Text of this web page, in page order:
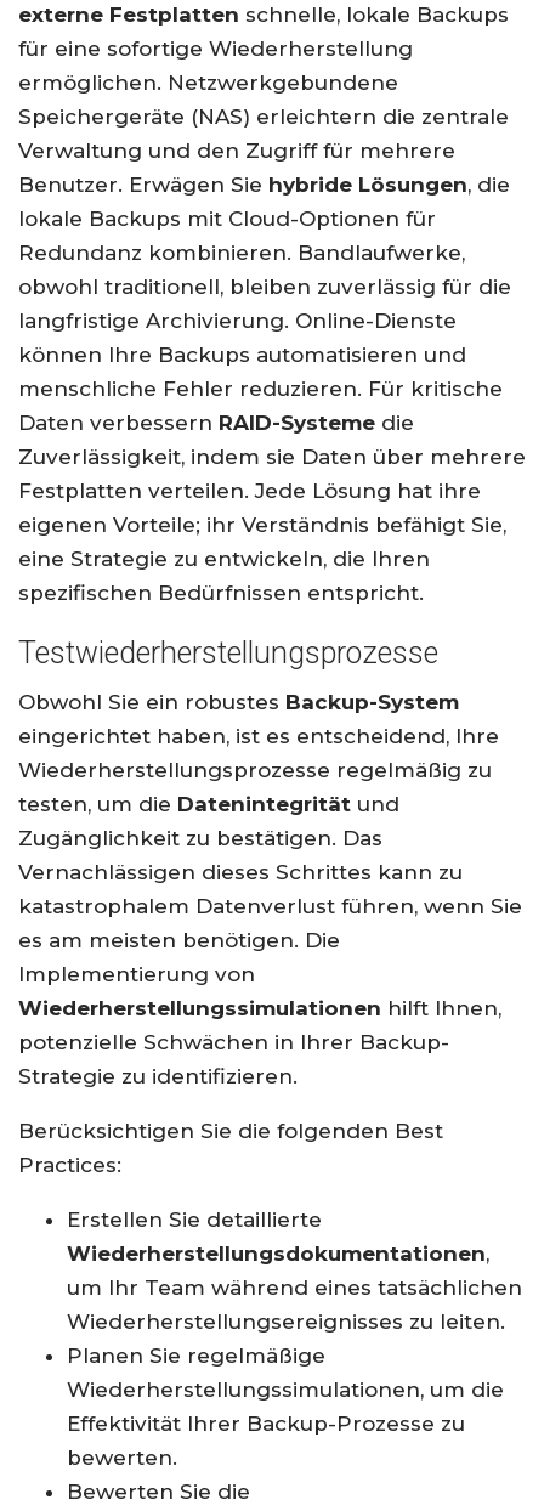
externe Festplatten schnelle, lokale Backups
für eine sofortige Wiederherstellung
ermöglichen. Netzwerkgebundene
Speichergeräte (NAS) erleichtern die zentrale
Verwaltung und den Zugriff für mehrere
Benutzer. Erwägen Sie hybride Lösungen, die
lokale Backups mit Cloud-Optionen für
Redundanz kombinieren. Bandlaufwerke,
obwohl traditionell, bleiben zuverlässig für die
langfristige Archivierung. Online-Dienste
können Ihre Backups automatisieren und
menschliche Fehler reduzieren. Für kritische
Daten verbessern RAID-Systeme die
Zuverlässigkeit, indem sie Daten über mehrere
Festplatten verteilen. Jede Lösung hat ihre
eigenen Vorteile; ihr Verständnis befähigt Sie,
eine Strategie zu entwickeln, die Ihren
spezifischen Bedürfnissen entspricht.
Testwiederherstellungsprozesse
Obwohl Sie ein robustes Backup-System
eingerichtet haben, ist es entscheidend, Ihre
Wiederherstellungsprozesse regelmäßig zu
testen, um die Datenintegrität und
Zugänglichkeit zu bestätigen. Das
Vernachlässigen dieses Schrittes kann zu
katastrophalem Datenverlust führen, wenn Sie
es am meisten benötigen. Die
Implementierung von
Wiederherstellungssimulationen hilft Ihnen,
potenzielle Schwächen in Ihrer Backup-
Strategie zu identifizieren.
Berücksichtigen Sie die folgenden Best
Practices:
Erstellen Sie detaillierte
Wiederherstellungsdokumentationen,
um Ihr Team während eines tatsächlichen
Wiederherstellungsereignisses zu leiten.
Planen Sie regelmäßige
Wiederherstellungssimulationen, um die
Effektivität Ihrer Backup-Prozesse zu
bewerten.
Bewerten Sie die